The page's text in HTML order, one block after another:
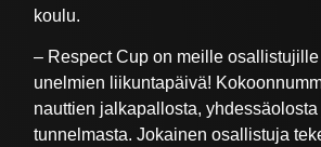
koulu.
– Respect Cup on meille
unelmien liikuntapäivä!
nauttien jalkapallosta,
tunnelmasta. Jokainen osallistuja